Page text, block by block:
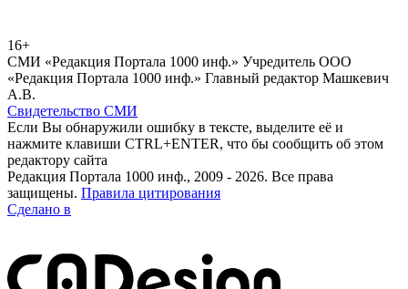
16+
СМИ «Редакция Портала 1000 инф.» Учредитель ООО
«Редакция Портала 1000 инф.» Главный редактор Машкевич
А.В.
Свидетельство СМИ
Если Вы обнаружили ошибку в тексте, выделите её и
нажмите клавиши CTRL+ENTER, что бы сообщить об этом
редактору сайта
Редакция Портала 1000 инф., 2009 - 2026. Все права
защищены. Правила цитирования
Сделано в